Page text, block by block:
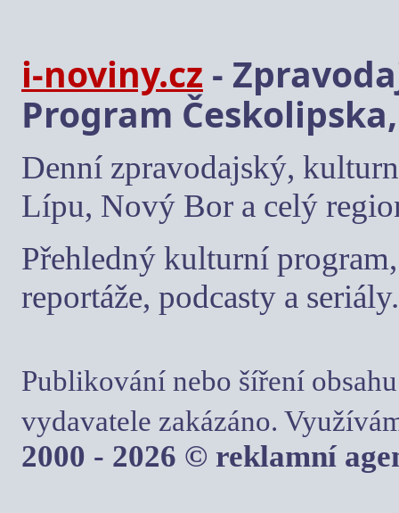
i-noviny.cz -
Program
Denní zpravodajský,
Lípu, Nový Bor a celý
Přehledný kulturní
reportáže, podcasty a seriály.
Publikování nebo šíření
vydavatele zakázáno.
2000 - 2026 © reklamní